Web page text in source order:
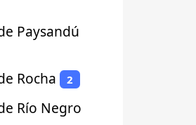
Paysandú
Rocha 2
Río Negro